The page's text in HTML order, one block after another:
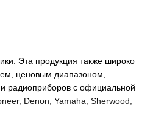
Эта продукция также широко
ценовым диапазоном,
и радиоприборов с официальной
Denon, Yamaha, Sherwood,